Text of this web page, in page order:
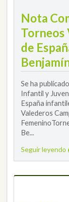
Nota
Torneos
de
Se ha
Infantil y
España
Valederos
Be...
Seguir leyendo